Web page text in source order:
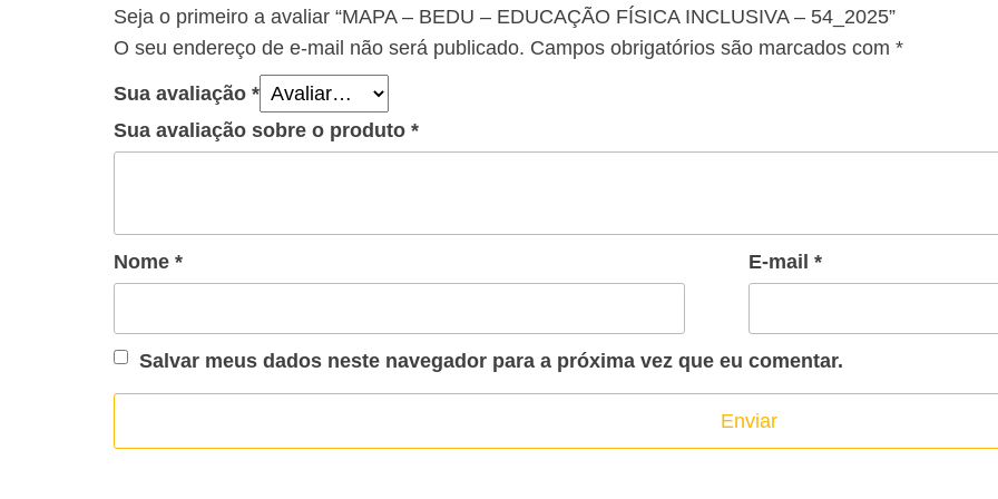
Seja o primeiro a avaliar “MAPA – BEDU – EDUCAÇÃO FÍSICA INCLUSIVA – 54_2025”
O seu endereço de e-mail não será publicado. Campos obrigatórios são marcados com *
Sua avaliação *
Sua avaliação sobre o produto *
Nome * E-mail *
Salvar meus dados neste navegador para a próxima vez que eu comentar.